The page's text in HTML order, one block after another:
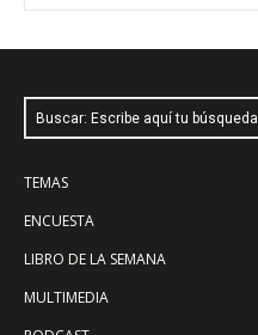
Buscar: Escribe aquí tu búsqueda
TEMAS
ENCUESTA
LIBRO DE LA SEMANA
MULTIMEDIA